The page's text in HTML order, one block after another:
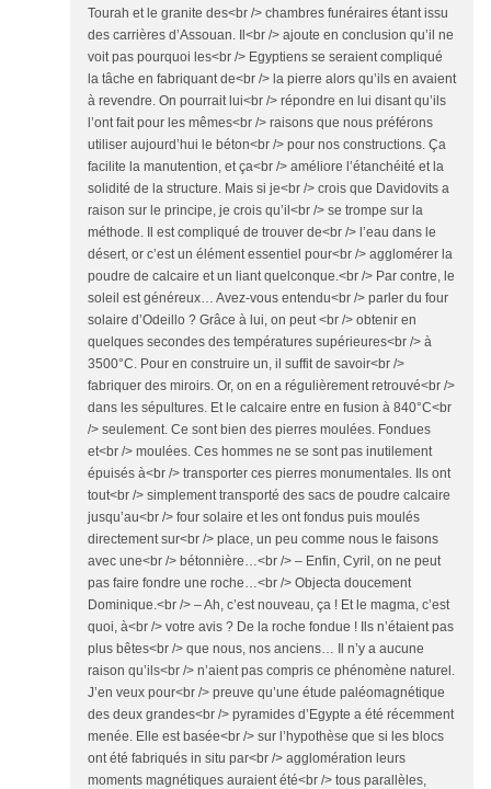
Tourah et le granite des<br /> chambres funéraires étant issu
des carrières d’Assouan. Il<br /> ajoute en conclusion qu’il ne
voit pas pourquoi les<br /> Egyptiens se seraient compliqué
la tâche en fabriquant de<br /> la pierre alors qu’ils en avaient
à revendre. On pourrait lui<br /> répondre en lui disant qu’ils
l’ont fait pour les mêmes<br /> raisons que nous préférons
utiliser aujourd’hui le béton<br /> pour nos constructions. Ça
facilite la manutention, et ça<br /> améliore l’étanchéité et la
solidité de la structure. Mais si je<br /> crois que Davidovits a
raison sur le principe, je crois qu’il<br /> se trompe sur la
méthode. Il est compliqué de trouver de<br /> l’eau dans le
désert, or c’est un élément essentiel pour<br /> agglomérer la
poudre de calcaire et un liant quelconque.<br /> Par contre, le
soleil est généreux… Avez-vous entendu<br /> parler du four
solaire d’Odeillo ? Grâce à lui, on peut <br /> obtenir en
quelques secondes des températures supérieures<br /> à
3500°C. Pour en construire un, il suffit de savoir<br />
fabriquer des miroirs. Or, on en a régulièrement retrouvé<br />
dans les sépultures. Et le calcaire entre en fusion à 840°C<br
/> seulement. Ce sont bien des pierres moulées. Fondues
et<br /> moulées. Ces hommes ne se sont pas inutilement
épuisés à<br /> transporter ces pierres monumentales. Ils ont
tout<br /> simplement transporté des sacs de poudre calcaire
jusqu’au<br /> four solaire et les ont fondus puis moulés
directement sur<br /> place, un peu comme nous le faisons
avec une<br /> bétonnière…<br /> – Enfin, Cyril, on ne peut
pas faire fondre une roche…<br /> Objecta doucement
Dominique.<br /> – Ah, c’est nouveau, ça ! Et le magma, c’est
quoi, à<br /> votre avis ? De la roche fondue ! Ils n’étaient pas
plus bêtes<br /> que nous, nos anciens… Il n’y a aucune
raison qu’ils<br /> n’aient pas compris ce phénomène naturel.
J’en veux pour<br /> preuve qu’une étude paléomagnétique
des deux grandes<br /> pyramides d’Egypte a été récemment
menée. Elle est basée<br /> sur l’hypothèse que si les blocs
ont été fabriqués in situ par<br /> agglomération leurs
moments magnétiques auraient été<br /> tous parallèles,